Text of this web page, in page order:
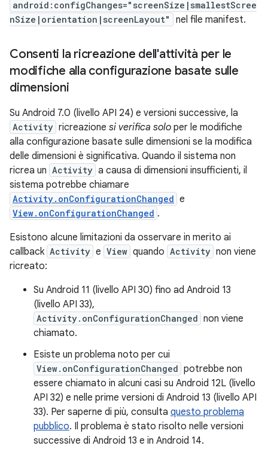
android:configChanges="screenSize|smallestScree
nSize|orientation|screenLayout"
nel file manifest.
Consenti la ricreazione dell'attività per le
modifiche alla configurazione basate sulle
dimensioni
Su Android 7.0 (livello API 24) e versioni successive, la
Activity ricreazione si verifica solo per le modifiche
alla configurazione basate sulle dimensioni se la modifica
delle dimensioni è significativa. Quando il sistema non
ricrea un Activity a causa di dimensioni insufficienti, il
sistema potrebbe chiamare
Activity.onConfigurationChanged e
View.onConfigurationChanged .
Esistono alcune limitazioni da osservare in merito ai
callback Activity e View quando Activity non viene
ricreato:
Su Android 11 (livello API 30) fino ad Android 13
(livello API 33),
Activity.onConfigurationChanged non viene
chiamato.
Esiste un problema noto per cui
View.onConfigurationChanged potrebbe non
essere chiamato in alcuni casi su Android 12L (livello
API 32) e nelle prime versioni di Android 13 (livello API
33). Per saperne di più, consulta questo problema
pubblico. Il problema è stato risolto nelle versioni
successive di Android 13 e in Android 14.